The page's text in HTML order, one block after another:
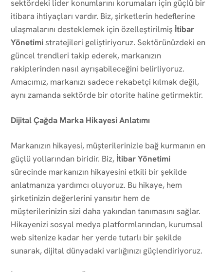
sektördeki lider konumlarını korumaları için güçlü bir
itibara ihtiyaçları vardır. Biz, şirketlerin hedeflerine
ulaşmalarını desteklemek için özelleştirilmiş İtibar
Yönetimistratejileri geliştiriyoruz. Sektörünüzdeki en
güncel trendleri takip ederek, markanızın
rakiplerinden nasıl ayrışabileceğini belirliyoruz.
Amacımız, markanızı sadece rekabetçi kılmak değil,
aynı zamanda sektörde bir otorite haline getirmektir.
Dijital Çağda Marka Hikayesi Anlatımı
Markanızın hikayesi, müşterilerinizle bağ kurmanın en
güçlü yollarından biridir. Biz, İtibar Yönetimi
sürecinde markanızın hikayesini etkili bir şekilde
anlatmanıza yardımcı oluyoruz. Bu hikaye, hem
şirketinizin değerlerini yansıtır hem de
müşterilerinizin sizi daha yakından tanımasını sağlar.
Hikayenizi sosyal medya platformlarından, kurumsal
web sitenize kadar her yerde tutarlı bir şekilde
sunarak, dijital dünyadaki varlığınızı güçlendiriyoruz.